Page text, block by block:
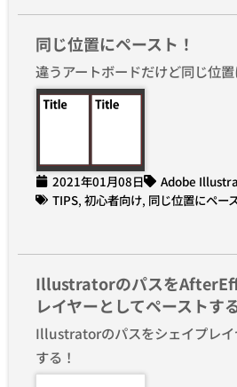
同じ位置にペースト！
違うアートボードだけど同じ位置
2021年01月08日
Adobe
TIPS, 初心者向け, 同じ位置にペー
Illustratorのパスを
レイヤーとしてペーストす
Illustratorのパスをシェイプレイ
する！